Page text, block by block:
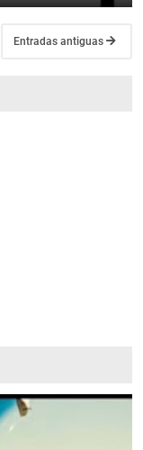
Entradas antiguas